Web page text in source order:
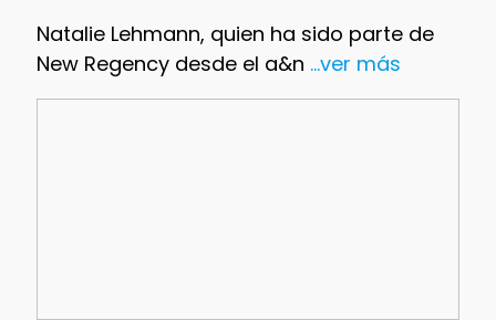
Natalie Lehmann, quien ha sido parte de
New Regency desde el a&n ...ver más